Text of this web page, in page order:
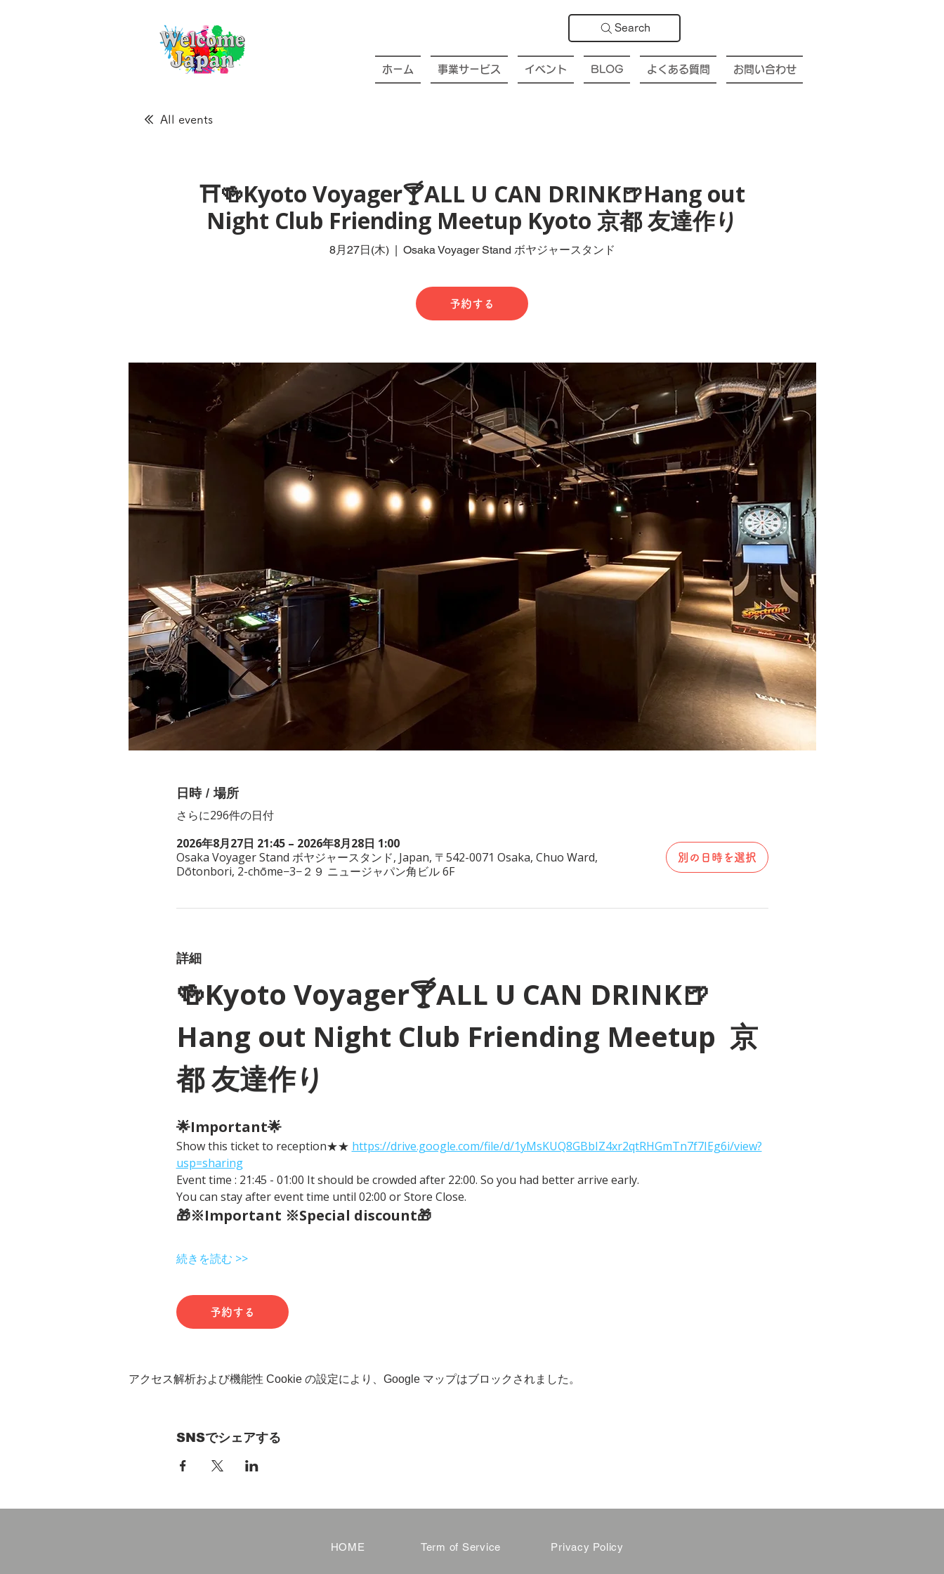
Search
ホーム 事業サービス イベント BLOG よくある質問 お問い合わせ
All events
⛩🍻Kyoto Voyager🍸ALL U CAN DRINK🍺Hang out
Night Club Friending Meetup Kyoto 京都 友達作り
8月27日(木)
  |
Osaka Voyager Stand ボヤジャースタンド
予約する
日時 / 場所
さらに296件の日付
2026年8月27日 21:45 – 2026年8月28日 1:00
Osaka Voyager Stand ボヤジャースタンド, Japan, 〒542-0071 Osaka, Chuo Ward,
Dōtonbori, 2-chōme−3−２９ ニュージャパン角ビル 6F
別の日時を選択
詳細
🍻Kyoto Voyager🍸ALL U CAN DRINK🍺
Hang out Night Club Friending Meetup  京
都 友達作り
🌟Important🌟
Show this ticket to reception★★ https://drive.google.com/file/d/1yMsKUQ8GBbIZ4xr2qtRHGmTn7f7IEg6i/view?
usp=sharing
Event time : 21:45 - 01:00 It should be crowded after 22:00. So you had better arrive early.
You can stay after event time until 02:00 or Store Close.
🎁※Important ※Special discount🎁
続きを読む >>
予約する
アクセス解析および機能性 Cookie の設定により、Google マップはブロックされました。
SNSでシェアする
HOME Term of Service Privacy Policy